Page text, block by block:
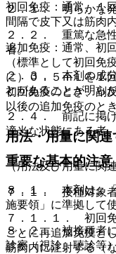
２．１． 明らかな
２．２． 重篤な急
者。
２．３． 本剤の成
とがあることが明ら
２．４． 前記に掲
適当な状態にある者
重要な基本的注意
８．１． 本剤は、
施要領」に準拠して
８．２． 被接種者
診察（視診、聴診等
初回免疫：通常、１
間隔で皮下又は筋肉
追加免疫：通常、初
（標準として初回免
に）０．５ｍＬを１
初回免疫のとき、副
以後の追加免疫のと
用法・用量に関
（用法及び用量に関
７．１． 接種対象
７．１．１． 初回
ごとに再追加免疫と
筋肉内に注射する（